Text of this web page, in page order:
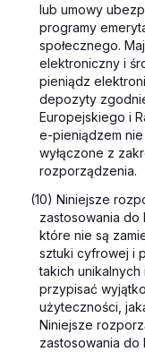
lub umowy
programy
społecznego.
elektroniczny i
pieniądz
depozyty
Europejskiego i
e-pieniądzem
wyłączone z
rozporządzenia.
(10) Niniejsze
zastosowania do
które nie są
sztuki cyfrowej i
takich
przypisać
użyteczności,
Niniejsze
zastosowania